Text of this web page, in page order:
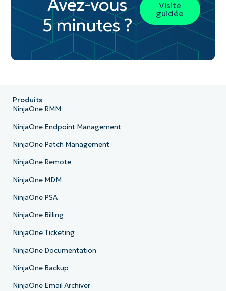
5 minutes ?
Visite
guidée
Produits
NinjaOne RMM
NinjaOne Endpoint Management
NinjaOne Patch Management
NinjaOne Remote
NinjaOne MDM
NinjaOne PSA
NinjaOne Billing
NinjaOne Ticketing
NinjaOne Documentation
NinjaOne Backup
NinjaOne Email Archiver